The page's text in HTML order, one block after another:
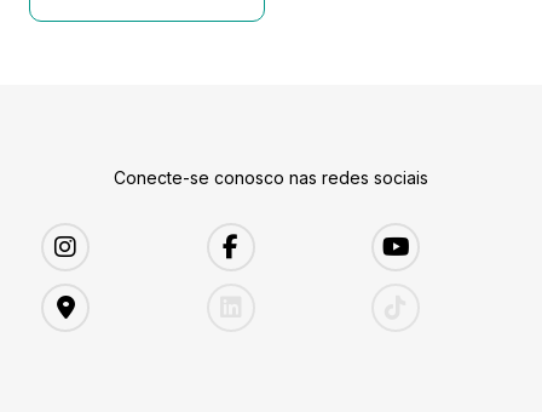
Conecte-se conosco nas redes sociais